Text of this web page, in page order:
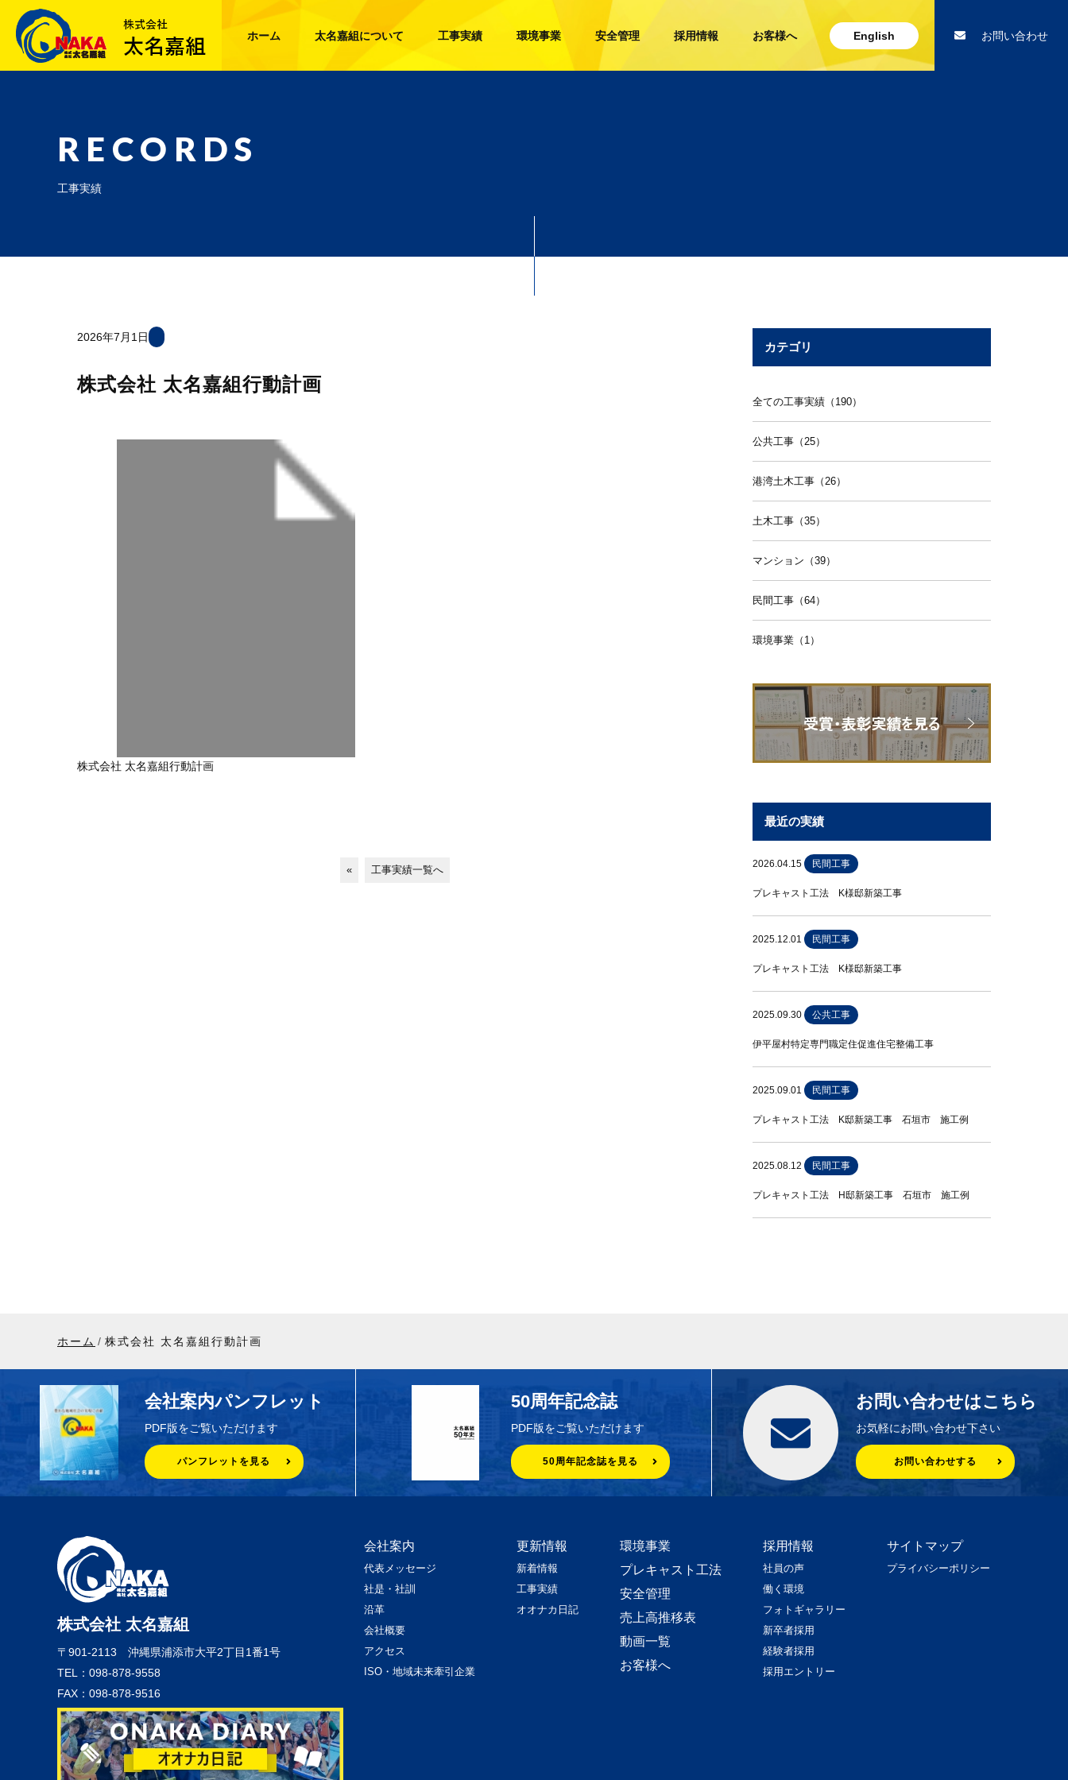
ホーム 太名嘉組について 工事実績 環境事業 安全管理 採用情報 お客様へ English お問い合わせ
RECORDS
工事実績
2026年7月1日
株式会社 太名嘉組行動計画
株式会社 太名嘉組行動計画
« 工事実績一覧へ
カテゴリ
全ての工事実績（190）
公共工事（25）
港湾土木工事（26）
土木工事（35）
マンション（39）
民間工事（64）
環境事業（1）
最近の実績
2026.04.15 民間工事
プレキャスト工法 K様邸新築工事
2025.12.01 民間工事
プレキャスト工法 K様邸新築工事
2025.09.30 公共工事
伊平屋村特定専門職定住促進住宅整備工事
2025.09.01 民間工事
プレキャスト工法 K邸新築工事 石垣市 施工例
2025.08.12 民間工事
プレキャスト工法 H邸新築工事 石垣市 施工例
ホーム 株式会社 太名嘉組行動計画
会社案内パンフレット
PDF版をご覧いただけます
パンフレットを見る
50周年記念誌
PDF版をご覧いただけます
50周年記念誌を見る
お問い合わせはこちら
お気軽にお問い合わせ下さい
お問い合わせする
株式会社 太名嘉組
〒901-2113 沖縄県浦添市大平2丁目1番1号
TEL：098-878-9558
FAX：098-878-9516
会社案内
代表メッセージ
社是・社訓
沿革
会社概要
アクセス
ISO・地域未来牽引企業
更新情報
新着情報
工事実績
オオナカ日記
環境事業
プレキャスト工法
安全管理
売上高推移表
動画一覧
お客様へ
採用情報
社員の声
働く環境
フォトギャラリー
新卒者採用
経験者採用
採用エントリー
サイトマップ
プライバシーポリシー